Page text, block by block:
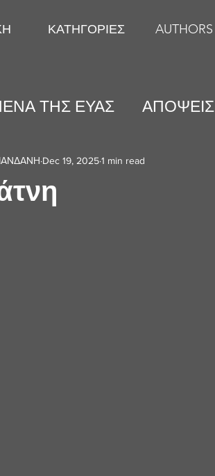
ΚΑΤΗΓΟΡΙΕΣ AUTHORS
ΤΗΣ ΕΥΑΣ ΑΠΟΨΕΙΣ
ΕΙΚΑΣΤΙΚΕΣ ΤΕΧΝΕΣ
Dec 19, 20251 min read